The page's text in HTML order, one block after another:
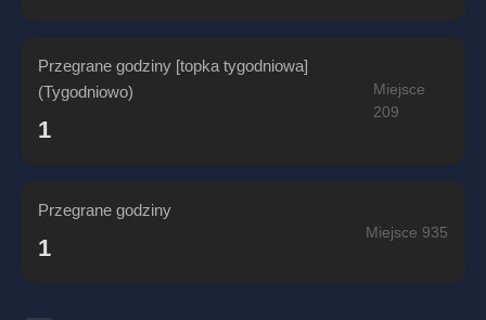
Przegrane godziny [topka tygodniowa]
(Tygodniowo)
1
Miejsce
209
Przegrane godziny
1
Miejsce 935